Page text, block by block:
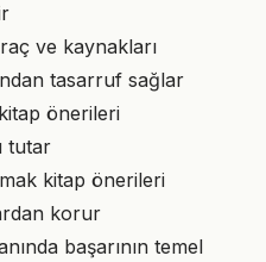
ve kaynakları
tasarruf sağlar
önerileri
tutar
kitap önerileri
korur
başarının temel